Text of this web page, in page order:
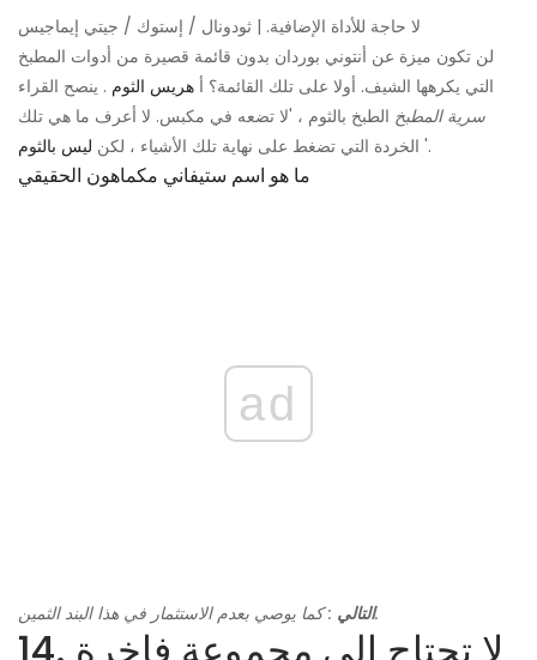
لا حاجة للأداة الإضافية. | ثودونال / إستوك / جيتي إيماجيس
لن تكون ميزة عن أنتوني بوردان بدون قائمة قصيرة من أدوات المطبخ
التي يكرهها الشيف. أولا على تلك القائمة؟ أ هريس الثوم . ينصح القراء
سرية المطبخ الطبخ بالثوم ، 'لا تضعه في مكبس. لا أعرف ما هي تلك
الخردة التي تضغط على نهاية تلك الأشياء ، لكن ليس بالثوم '.
ما هو اسم ستيفاني مكماهون الحقيقي
ad
التالي: كما يوصي بعدم الاستثمار في هذا البند الثمين.